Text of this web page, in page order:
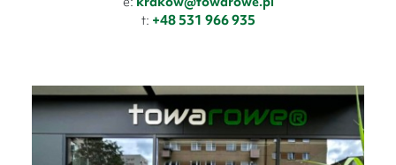
t: +48 531 966 935